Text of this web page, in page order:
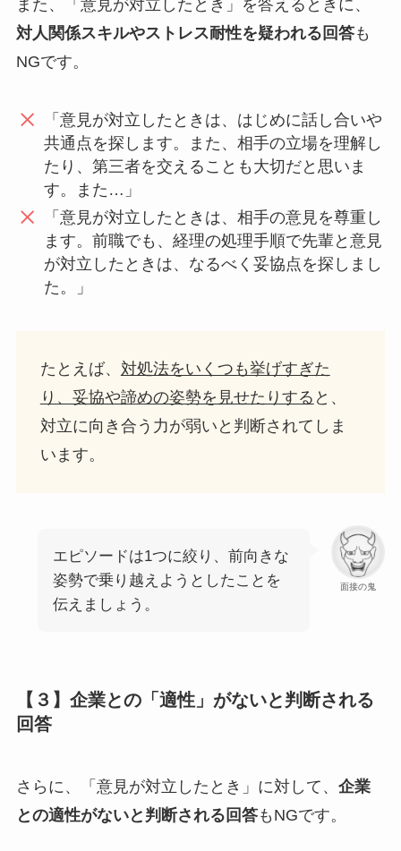
また、「意見が対立したとき」を答えるときに、
対人関係スキルやストレス耐性を疑われる回答も
NGです。
「意見が対立したときは、はじめに話し合いや
共通点を探します。また、相手の立場を理解し
たり、第三者を交えることも大切だと思いま
す。また…」
「意見が対立したときは、相手の意見を尊重し
ます。前職でも、経理の処理手順で先輩と意見
が対立したときは、なるべく妥協点を探しまし
た。」
たとえば、 対処法をいくつも挙げすぎた
り、妥協や諦めの姿勢を見せたりする と、
対立に向き合う力が弱いと判断されてしま
います。
面接の鬼
エピソードは1つに絞り、前向きな
姿勢で乗り越えようとしたことを
伝えましょう。
【３】企業との「適性」がないと判断される
回答
さらに、「意見が対立したとき」に対して、 企業
との適性がないと判断される回答もNGです。